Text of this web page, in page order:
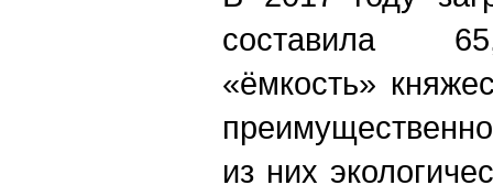
составила
«ёмкость»
из них